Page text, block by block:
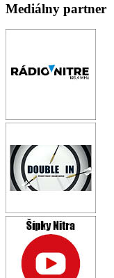
Mediálny partner